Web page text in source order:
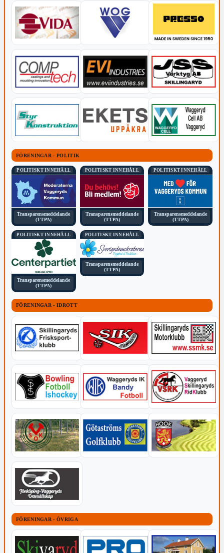
FÖRENINGAR - POLITIK
POLITISKT INNEHÅLL
Transparensmeddelande
(TTPA)
POLITISKT INNEHÅLL
Transparensmeddelande
(TTPA)
POLITISKT INNEHÅLL
Transparensmeddelande
(TTPA)
POLITISKT INNEHÅLL
Transparensmeddelande
(TTPA)
POLITISKT INNEHÅLL
Transparensmeddelande
(TTPA)
FÖRENINGAR - IDROTT
FÖRENINGAR - ÖVRIGA